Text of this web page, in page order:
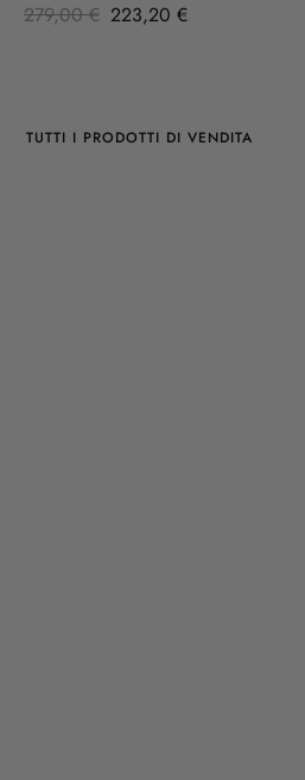
279,00 € 223,20 €
TUTTI I PRODOTTI DI VENDITA